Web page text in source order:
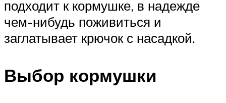
подходит к кормушке, в надежде
чем-нибудь поживиться и
заглатывает крючок с насадкой.
Выбор кормушки